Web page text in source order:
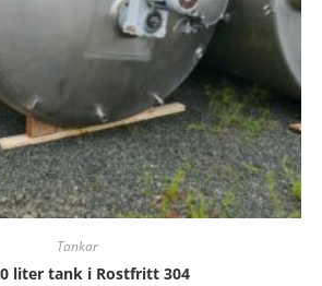
Tankar
liter tank i Rostfritt 304